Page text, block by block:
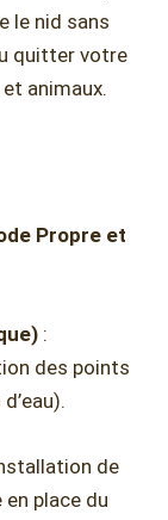
le nid sans
quitter votre
animaux.
Propre et
:
des points
de
place du